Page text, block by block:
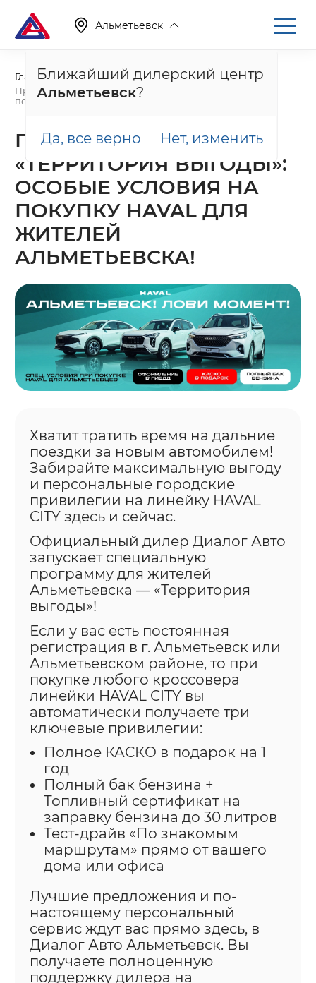
Альметьевск
Ближайший дилерский центр
Альметьевск?
Да, все верно Нет, изменить
Главная
Акции
Программа «Территория выгоды»: особые условия на
покупку HAVAL для жителей Альметьевска!
ПРОГРАММА
«ТЕРРИТОРИЯ ВЫГОДЫ»:
ОСОБЫЕ УСЛОВИЯ НА
ПОКУПКУ HAVAL ДЛЯ
ЖИТЕЛЕЙ
АЛЬМЕТЬЕВСКА!
Хватит тратить время на дальние
поездки за новым автомобилем!
Забирайте максимальную выгоду
и персональные городские
привилегии на линейку HAVAL
CITY здесь и сейчас.
Официальный дилер Диалог Авто
запускает специальную
программу для жителей
Альметьевска — «Территория
выгоды»!
Если у вас есть постоянная
регистрация в г. Альметьевск или
Альметьевском районе, то при
покупке любого кроссовера
линейки HAVAL CITY вы
автоматически получаете три
ключевые привилегии:
Полное КАСКО в подарок на 1
год
Полный бак бензина +
Топливный сертификат на
заправку бензина до 30 литров
Тест-драйв «По знакомым
маршрутам» прямо от вашего
дома или офиса
Лучшие предложения и по-
настоящему персональный
сервис ждут вас прямо здесь, в
Диалог Авто Альметьевск. Вы
получаете полноценную
поддержку дилера на